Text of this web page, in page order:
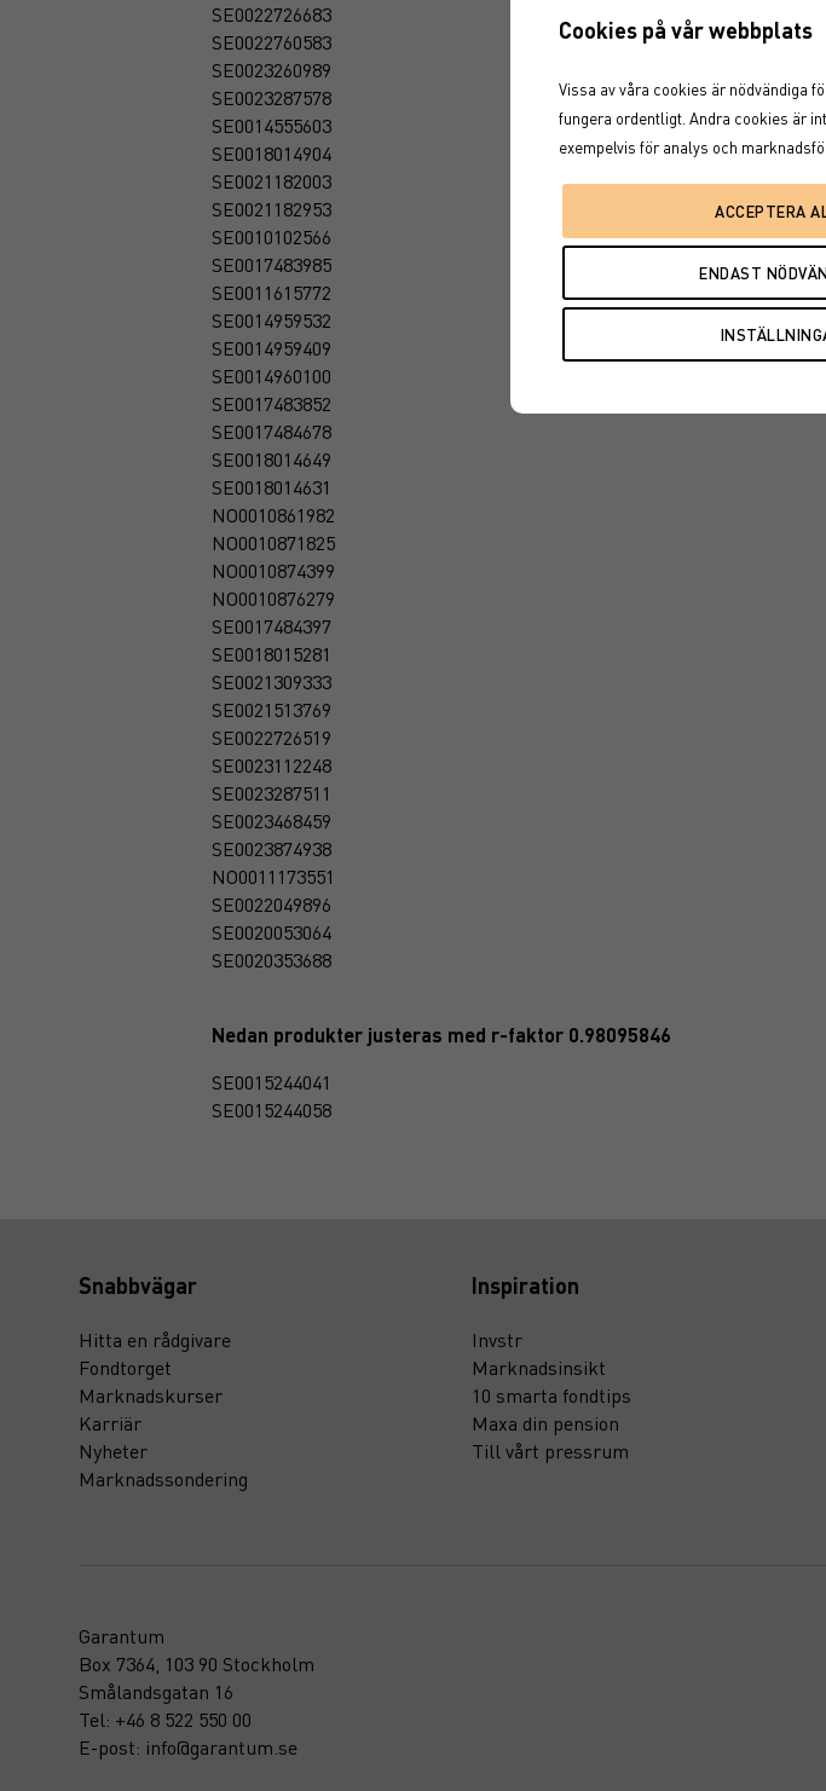
SE0022726683
SE0022760583
SE0023260989
SE0023287578
SE0014555603
SE0018014904
SE0021182003
SE0021182953
SE0010102566
SE0017483985
SE0011615772
SE0014959532
SE0014959409
SE0014960100
SE0017483852
SE0017484678
SE0018014649
SE0018014631
NO0010861982
NO0010871825
NO0010874399
NO0010876279
SE0017484397
SE0018015281
SE0021309333
SE0021513769
SE0022726519
SE0023112248
SE0023287511
SE0023468459
SE0023874938
NO0011173551
SE0022049896
SE0020053064
SE0020353688
Nedan produkter justeras med r-faktor 0.98095846
SE0015244041
SE0015244058
Snabbvägar
Hitta en rådgivare
Fondtorget
Marknadskurser
Karriär
Nyheter
Marknadssondering
Inspiration
Invstr
Marknadsinsikt
10 smarta fondtips
Maxa din pension
Till vårt pressrum
Garantum
Box 7364, 103 90 Stockholm
Smålandsgatan 16
Tel: +46 8 522 550 00
E-post: info@garantum.se
Cookies på vår webbplats
Vissa av våra cookies är nödvändiga
fungera ordentligt. Andra cookies är
exempelvis för analys och